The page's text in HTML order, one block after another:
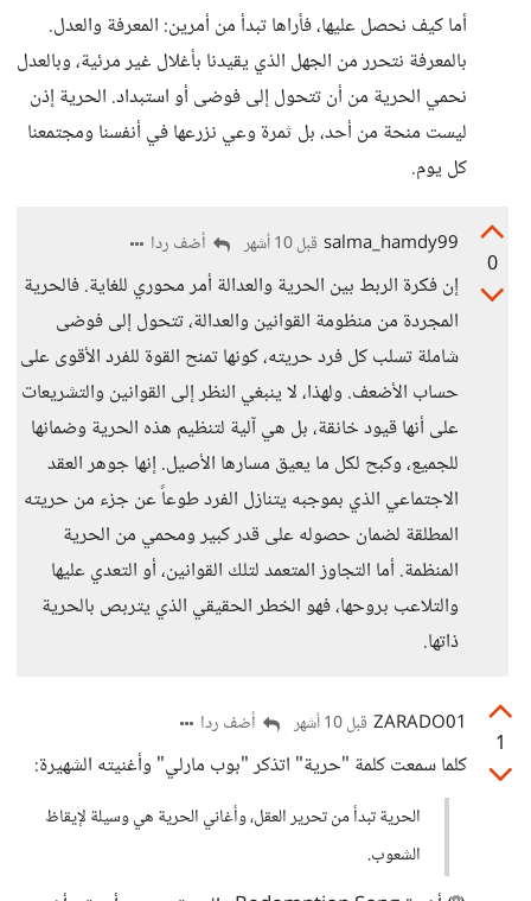
أما كيف نحصل عليها، فأراها تبدأ من أمرين: المعرفة والعدل.
بالمعرفة نتحرر من الجهل الذي يقيدنا بأغلال غير مرئية، وبالعدل
نحمي الحرية من أن تتحول إلى فوضى أو استبداد. الحرية إذن
ليست منحة من أحد، بل ثمرة وعي نزرعها في أنفسنا ومجتمعنا
كل يوم.
0
salma_hamdy99 قبل 10 أشهر أضف ردا
إن فكرة الربط بين الحرية والعدالة أمر محوري للغاية. فالحرية
المجردة من منظومة القوانين والعدالة، تتحول إلى فوضى
شاملة تسلب كل فرد حريته، كونها تمنح القوة للفرد الأقوى على
حساب الأضعف. ​ولهذا، لا ينبغي النظر إلى القوانين والتشريعات
على أنها قيود خانقة، بل هي آلية لتنظيم هذه الحرية وضمانها
للجميع، وكبح لكل ما يعيق مسارها الأصيل. إنها جوهر العقد
الاجتماعي الذي بموجبه يتنازل الفرد طوعاً عن جزء من حريته
المطلقة لضمان حصوله على قدر كبير ومحمي من الحرية
المنظمة. ​أما التجاوز المتعمد لتلك القوانين، أو التعدي عليها
والتلاعب بروحها، فهو الخطر الحقيقي الذي يتربص بالحرية
ذاتها.
1
ZARADO01 قبل 10 أشهر أضف ردا
كلما سمعت كلمة "حرية" اتذكر "بوب مارلي" وأغنيته الشهيرة:
الحرية تبدأ من تحرير العقل، وأغاني الحرية هي وسيلة لإيقاظ
الشعوب.